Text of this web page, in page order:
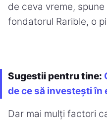
de ceva vreme,
fondatorul Rarible, o
Sugestii pentru tine:
de ce să investești în
Dar mai mulți factori